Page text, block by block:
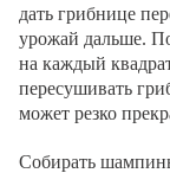
дать грибнице
урожай дальше.
на каждый
пересушивать
может резко
Собирать